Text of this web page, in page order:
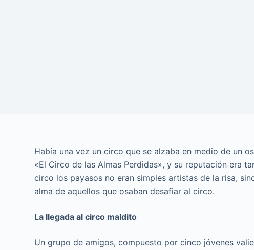
Había una vez un circo que se alzaba en medio de un
«El Circo de las Almas Perdidas», y su reputación era
circo los payasos no eran simples artistas de la risa,
alma de aquellos que osaban desafiar al circo.
La llegada al circo maldito
Un grupo de amigos, compuesto por cinco jóvenes